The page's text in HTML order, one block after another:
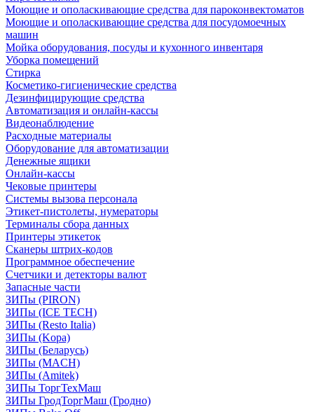
Моющие и ополаскивающие средства для пароконвектоматов
Моющие и ополаскивающие средства для посудомоечных
машин
Мойка оборудования, посуды и кухонного инвентаря
Уборка помещений
Стирка
Косметико-гигиенические средства
Дезинфицирующие средства
Автоматизация и онлайн-кассы
Видеонаблюдение
Расходные материалы
Оборудование для автоматизации
Денежные ящики
Онлайн-кассы
Чековые принтеры
Системы вызова персонала
Этикет-пистолеты, нумераторы
Терминалы сбора данных
Принтеры этикеток
Сканеры штрих-кодов
Программное обеспечение
Счетчики и детекторы валют
Запасные части
ЗИПы (PIRON)
ЗИПы (ICE TECH)
ЗИПы (Resto Italia)
ЗИПы (Kopa)
ЗИПы (Беларусь)
ЗИПы (MACH)
ЗИПы (Amitek)
ЗИПы ТоргТехМаш
ЗИПы ГродТоргМаш (Гродно)